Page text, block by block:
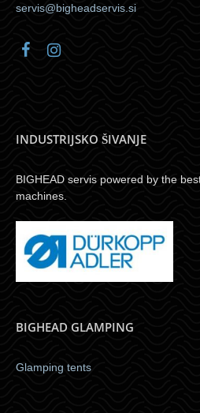
servis@bigheadservis.si
INDUSTRIJSKO ŠIVANJE
BIGHEAD servis powered by the
machines.
BIGHEAD GLAMPING
Glamping tents